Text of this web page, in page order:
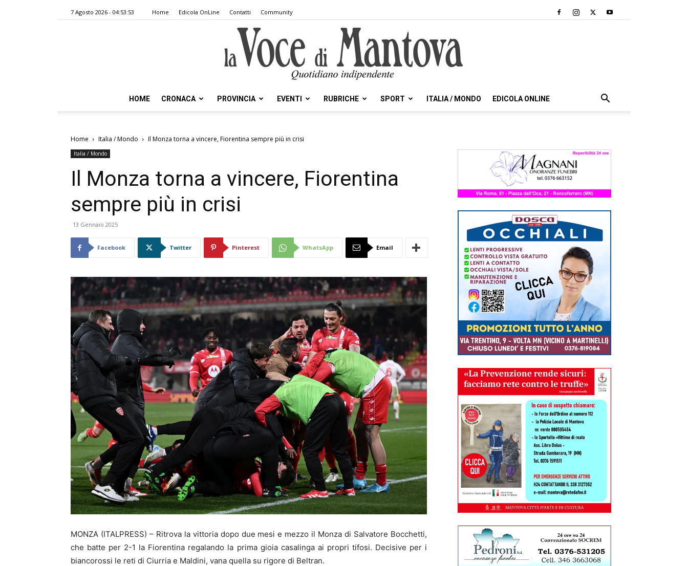
7 Agosto 2026 - 04:53:53 Home Edicola OnLine Contatti Community
Voce
Mantova
HOME CRONACA PROVINCIA EVENTI RUBRICHE SPORT ITALIA / MONDO EDICOLA ONLINE
Home Italia / Mondo Il Monza torna a vincere, Fiorentina sempre più in crisi
Italia / Mondo
Il Monza torna a vincere, Fiorentina
sempre più in crisi
13 Gennaio 2025
Facebook Twitter Pinterest WhatsApp Email
MONZA (ITALPRESS) – Ritrova la vittoria dopo due mesi e mezzo il Monza di Salvatore Bocchetti,
che batte per 2-1 la Fiorentina regalando la prima gioia casalinga ai propri tifosi. Decisive per i
biancorossi le reti di Ciurria e Maldini, vana quella su rigore di Beltran.